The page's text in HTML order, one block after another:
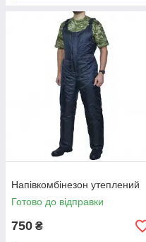
Напівкомбінезон утеплений
Готово до відправки
750 ₴